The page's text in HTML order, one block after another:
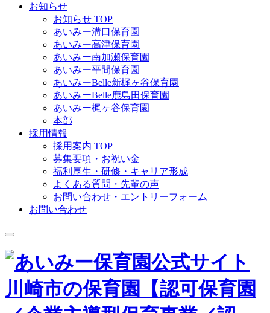
お知らせ
お知らせ TOP
あいみー溝口保育園
あいみー高津保育園
あいみー南加瀬保育園
あいみー平間保育園
あいみーBelle新梶ヶ谷保育園
あいみーBelle鹿島田保育園
あいみー梶ヶ谷保育園
本部
採用情報
採用案内 TOP
募集要項・お祝い金
福利厚生・研修・キャリア形成
よくある質問・先輩の声
お問い合わせ・エントリーフォーム
お問い合わせ